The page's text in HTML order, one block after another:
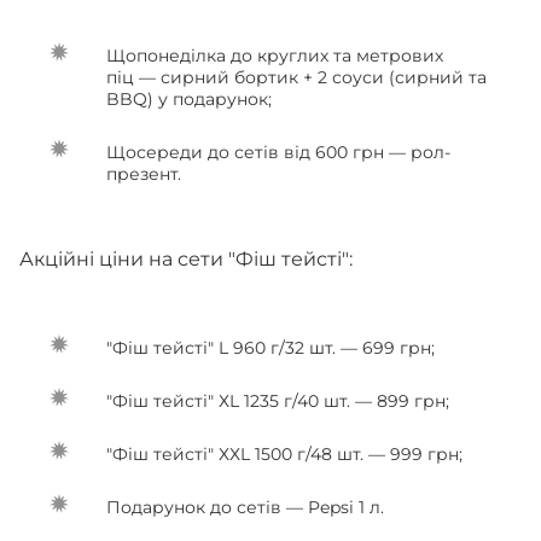
Щопонеділка до круглих та метрових
піц — сирний бортик + 2 соуси (сирний та
BBQ) у подарунок;
Щосереди до сетів від 600 грн — рол-
презент.
Акційні ціни на сети "Фіш тейсті":
"Фіш тейсті" L 960 г/32 шт. — 699 грн;
"Фіш тейсті" ХL 1235 г/40 шт. — 899 грн;
"Фіш тейсті" ХХL 1500 г/48 шт. — 999 грн;
Подарунок до сетів — Pepsi 1 л.